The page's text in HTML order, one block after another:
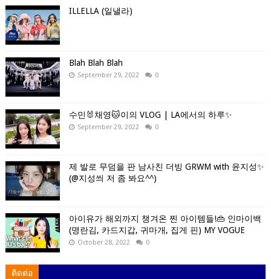
ILLELLA (일낼라)
Blah Blah Blah
September 29, 2022 0
수민🐰채영🐱이의 VLOG | LA에서의 하루✨
September 29, 2022 0
제 발로 무덤을 판 남사친 더빙 GRWM with 윤지성✨
(@지성씌 저 좀 봐요^^)
아이유가 해외까지 챙겨온 찐 아이템들!👜 인마이백
(명란김, 카드지갑, 귀마개, 집게 핀) MY VOGUE
October 28, 2022 0
ติดต่อ